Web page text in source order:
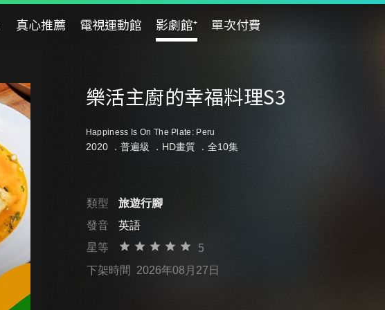
真心推薦 電視運動館 影劇館⁺ 單次付費
樂活主廚的幸福料理S3
Happiness Is On The Plate: Peru
2020 ． 普遍級 ．HD畫質 ．全10集
類型
旅遊行腳
發音
英語
星等
5
下架時間 2026年08月27日